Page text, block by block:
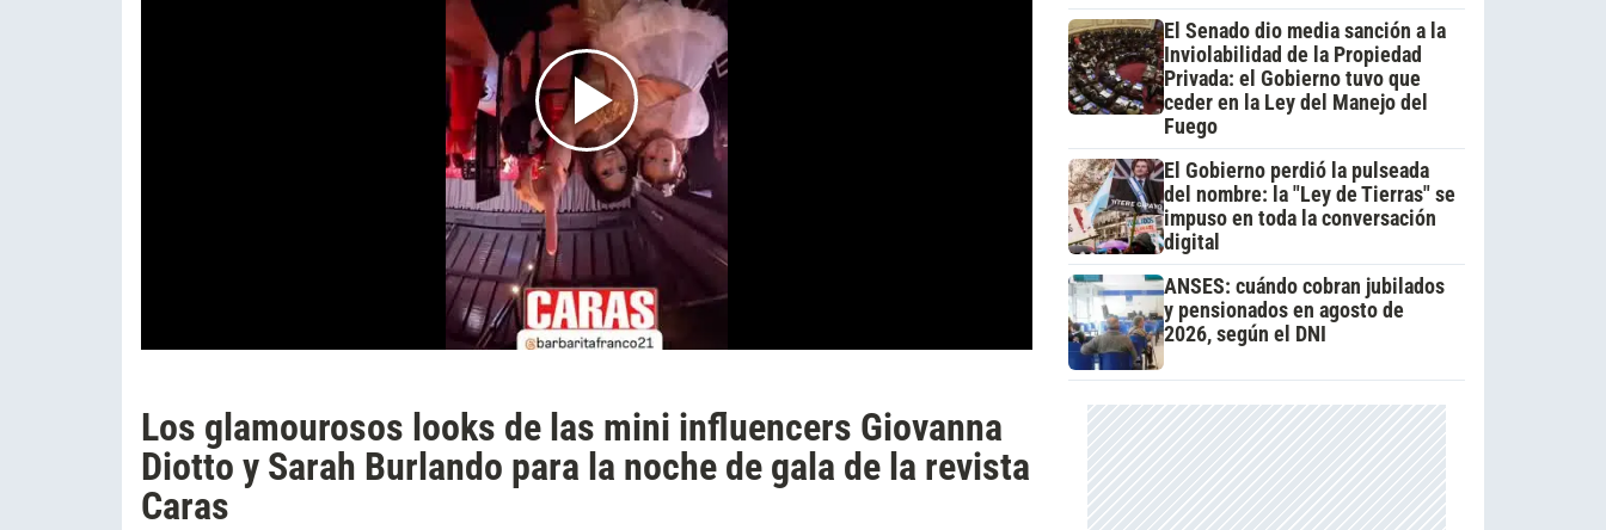
Los glamourosos looks de las mini influencers Giovanna
Diotto y Sarah Burlando para la noche de gala de la revista
Caras
El Senado dio media sanción a la
Inviolabilidad de la Propiedad
Privada: el Gobierno tuvo que
ceder en la Ley del Manejo del
Fuego
El Gobierno perdió la pulseada
del nombre: la "Ley de Tierras" se
impuso en toda la conversación
digital
ANSES: cuándo cobran jubilados
y pensionados en agosto de
2026, según el DNI